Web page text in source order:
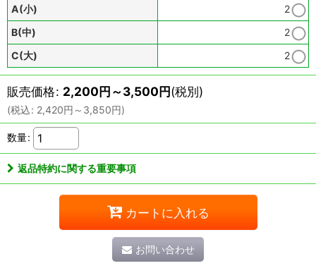
A(小)
2
B(中)
2
C(大)
2
販売価格: 2,200円～3,500円(税別)
(税込: 2,420円 ～3,850円)
数量:
返品特約に関する重要事項
カートに入れる
お問い合わせ